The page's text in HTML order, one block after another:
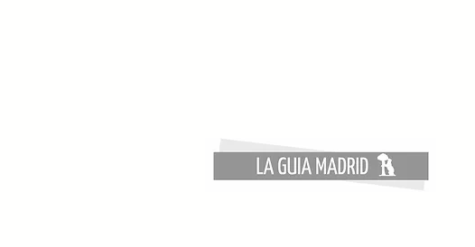
¿Qué revisar en tu instalación
eléctrica antes de comprar